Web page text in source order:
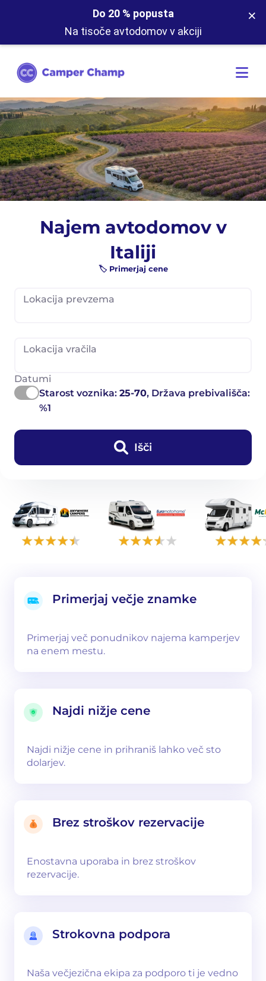
Do 20 % popusta
Na tisoče avtodomov v akciji
×
Najem avtodomov v
Italiji
🏷️ Primerjaj cene
Lokacija prevzema
Lokacija vračila
Datumi
Starost voznika: 25-70, Država prebivališča:
%1
Išči
Primerjaj večje znamke
Primerjaj več ponudnikov najema kamperjev
na enem mestu.
Najdi nižje cene
Najdi nižje cene in prihraniš lahko več sto
dolarjev.
Brez stroškov rezervacije
Enostavna uporaba in brez stroškov
rezervacije.
Strokovna podpora
Naša večjezična ekipa za podporo ti je vedno